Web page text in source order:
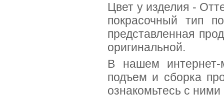
Цвет у изделия -
покрасочный тип
представленная
оригинальной.
В нашем интернет-
подъем и сборка
ознакомьтесь с